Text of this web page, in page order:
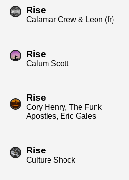
Rise
Calamar Crew & Leon (fr)
Rise
Calum Scott
Rise
Cory Henry, The Funk
Apostles, Eric Gales
Rise
Culture Shock